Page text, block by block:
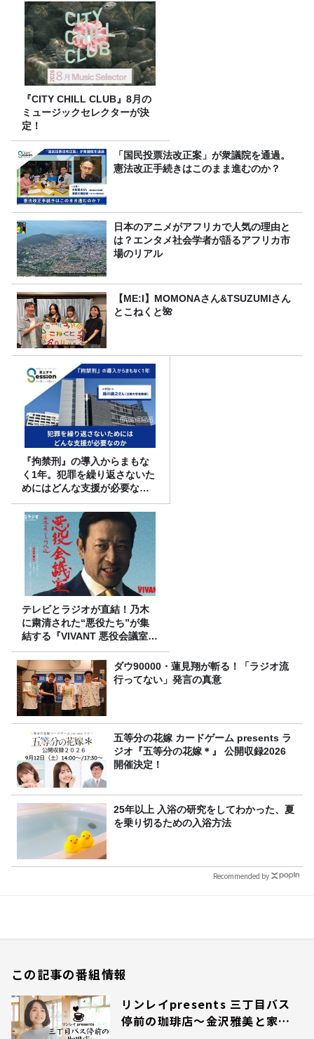
『CITY CHILL CLUB』8月の
ミュージックセレクターが決
定！
「国民投票法改正案」が衆議院を通過。
憲法改正手続きはこのまま進むのか？
日本のアニメがアフリカで人気の理由と
は？エンタメ社会学者が語るアフリカ市
場のリアル
【ME:I】MOMONAさん&TSUZUMIさん
とこねくと🌺
『拘禁刑』の導入からまもな
く1年。犯罪を繰り返さないた
めにはどんな支援が必要なの
か
テレビとラジオが直結！乃木
に粛清された“悪役たち”が集
結する『VIVANT 悪役会議室』
7/26(日)23時スタート！
ダウ90000・蓮見翔が斬る！「ラジオ流
行ってない」発言の真意
五等分の花嫁 カードゲーム presents ラ
ジオ『五等分の花嫁＊』 公開収録2026
開催決定！
25年以上 入浴の研究をしてわかった、夏
を乗り切るための入浴方法
Recommended by
この記事の番組情報
リンレイpresents 三丁目バス
停前の珈琲店～金沢雅美と家族